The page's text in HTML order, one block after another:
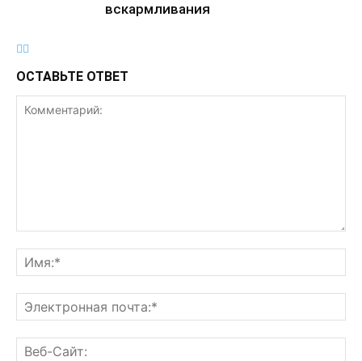
вскармливания
ОСТАВЬТЕ ОТВЕТ